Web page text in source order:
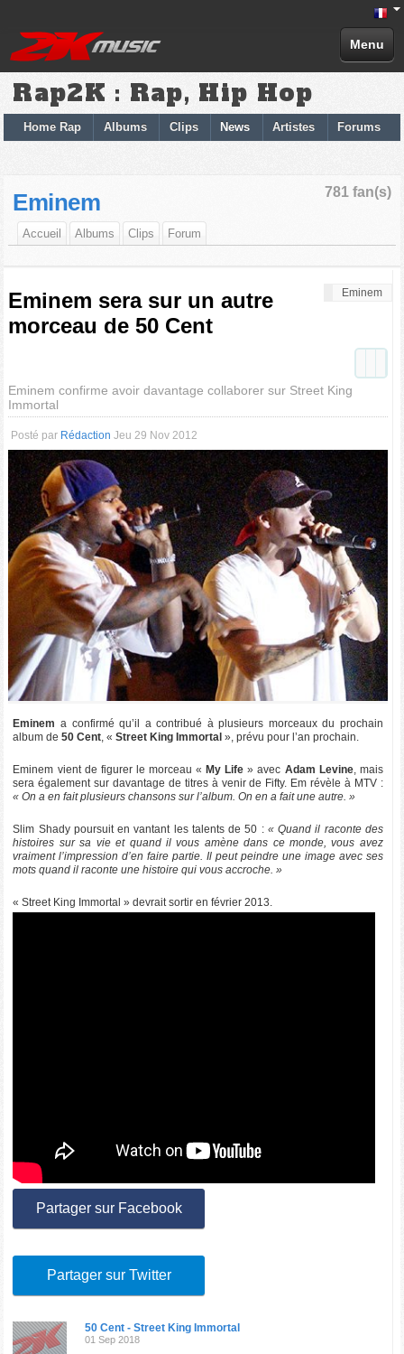
Menu
Rap2K : Rap, Hip Hop
Home Rap Albums Clips News Artistes Forums
781 fan(s)
Eminem
Accueil Albums Clips Forum
Eminem
Eminem sera sur un autre
morceau de 50 Cent
Eminem confirme avoir davantage collaborer sur Street King
Immortal
Posté par Rédaction Jeu 29 Nov 2012
Eminem a confirmé qu’il a contribué à plusieurs morceaux du prochain
album de 50 Cent, «Street King Immortal», prévu pour l’an prochain.
Eminem vient de figurer le morceau « My Life » avec Adam Levine, mais
sera également sur davantage de titres à venir de Fifty. Em révèle à MTV :
« On a en fait plusieurs chansons sur l’album. On en a fait une autre. »
Slim Shady poursuit en vantant les talents de 50 : « Quand il raconte des
histoires sur sa vie et quand il vous amène dans ce monde, vous avez
vraiment l’impression d’en faire partie. Il peut peindre une image avec ses
mots quand il raconte une histoire qui vous accroche. »
« Street King Immortal » devrait sortir en février 2013.
Partager sur Facebook
Partager sur Twitter
50 Cent - Street King Immortal
01 Sep 2018